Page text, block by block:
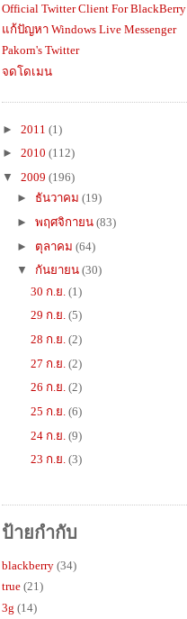
Official Twitter Client For BlackBerry
แก้ปัญหา Windows Live Messenger
Pakorn's Twitter
จดโดเมน
► 2011 (1)
► 2010 (112)
▼ 2009 (196)
► ธันวาคม (19)
► พฤศจิกายน (83)
► ตุลาคม (64)
▼ กันยายน (30)
30 ก.ย. (1)
29 ก.ย. (5)
28 ก.ย. (2)
27 ก.ย. (2)
26 ก.ย. (2)
25 ก.ย. (6)
24 ก.ย. (9)
23 ก.ย. (3)
ป้ายกำกับ
blackberry (34)
true (21)
3g (14)